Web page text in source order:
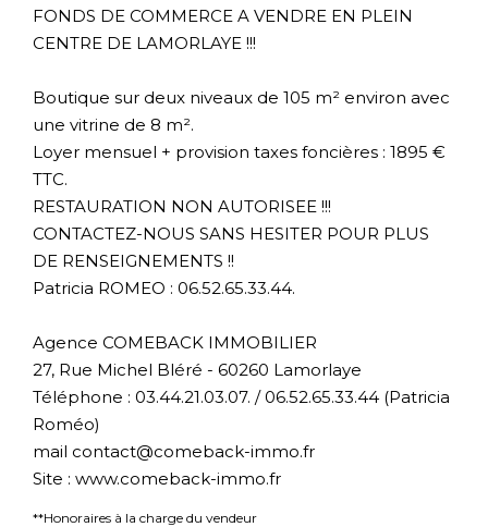
FONDS DE COMMERCE A VENDRE EN PLEIN
CENTRE DE LAMORLAYE !!!
Boutique sur deux niveaux de 105 m² environ avec
une vitrine de 8 m².
Loyer mensuel + provision taxes foncières : 1895 €
TTC.
RESTAURATION NON AUTORISEE !!!
CONTACTEZ-NOUS SANS HESITER POUR PLUS
DE RENSEIGNEMENTS !!
Patricia ROMEO : 06.52.65.33.44.
Agence COMEBACK IMMOBILIER
27, Rue Michel Bléré - 60260 Lamorlaye
Téléphone : 03.44.21.03.07. / 06.52.65.33.44 (Patricia
Roméo)
mail contact@comeback-immo.fr
Site : www.comeback-immo.fr
**Honoraires à la charge du vendeur